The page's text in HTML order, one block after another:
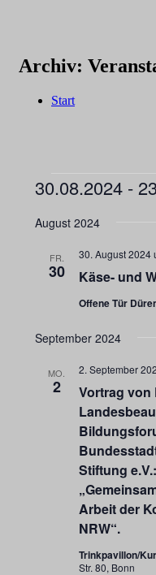
Humanum
internationale
Begegnung
Archiv:
Start
Veranstaltungen
30.08.2024 -
wählen.
August 2024
FR.
30 Käse- und
30. August 2024
Offene Tür
September 2024
MO.
2
Vortrag von
Stiftung e.V.:
Arbeit der
NRW“.
2. September
Trinkpavillon/
Str. 80, Bonn